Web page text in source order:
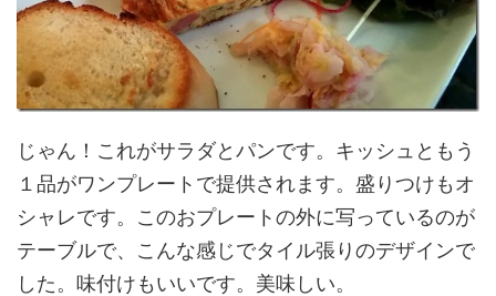
じゃん！これがサラダとパンです。キッシュともう
１品がワンプレートで提供されます。盛りつけもオ
シャレです。このおプレートの外に写っているのが
テーブルで、こんな感じでタイル張りのデザインで
した。味付けもいいです。美味しい。